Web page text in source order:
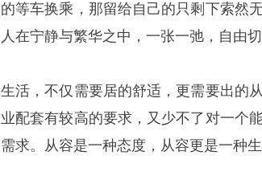
的等车换乘，那留给自己的只剩下索然
人在宁静与繁华之中，一张一弛，自由
生活，不仅需要居的舒适，更需要出的
业配套有较高的要求，又少不了对一个
需求。从容是一种态度，从容更是一种生